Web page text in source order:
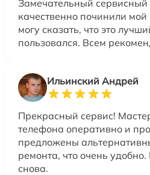
Замечательный
качественно починили
могу сказать, что это
пользовался. Всем
Ильинский Андрей
Прекрасный сервис!
телефона оперативно и
предложены
ремонта, что очень
снова.